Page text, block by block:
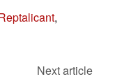
,
Next article